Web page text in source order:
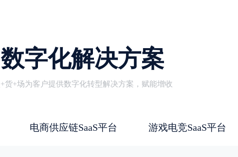
数字化解决方案
+货+场为客户提供数字化转型解决方案，赋能增收
电商供应链SaaS平台 游戏电竞SaaS平台